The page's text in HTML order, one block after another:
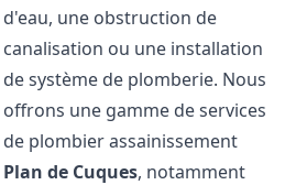
d'eau, une obstruction de
canalisation ou une installation
de système de plomberie. Nous
offrons une gamme de services
de plombier assainissement
Plan de Cuques, notamment